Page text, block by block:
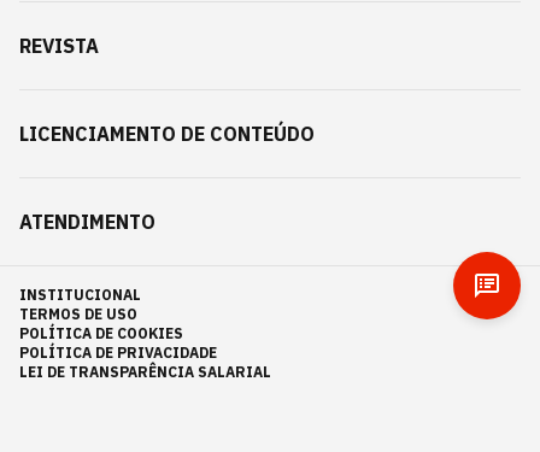
REVISTA
LICENCIAMENTO DE CONTEÚDO
ATENDIMENTO
INSTITUCIONAL
TERMOS DE USO
POLÍTICA DE COOKIES
POLÍTICA DE PRIVACIDADE
LEI DE TRANSPARÊNCIA SALARIAL